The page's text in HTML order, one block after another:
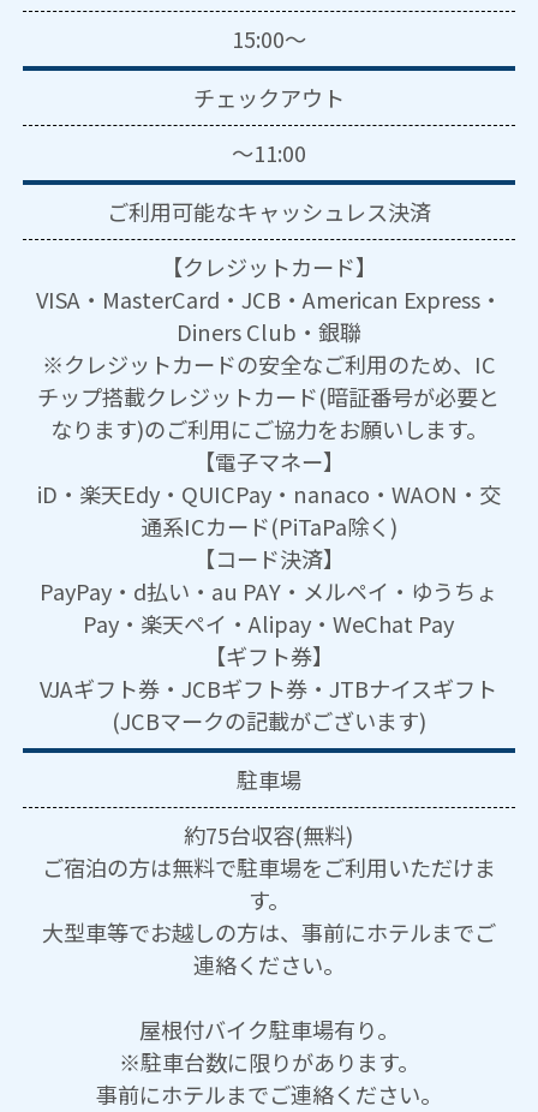
15:00～
チェックアウト
～11:00
ご利用可能なキャッシュレス決済
【クレジットカード】
VISA・MasterCard・JCB・American Express・
Diners Club・銀聯
※クレジットカードの安全なご利用のため、IC
チップ搭載クレジットカード(暗証番号が必要と
なります)のご利用にご協力をお願いします。
【電子マネー】
iD・楽天Edy・QUICPay・nanaco・WAON・交
通系ICカード(PiTaPa除く)
【コード決済】
PayPay・d払い・au PAY・メルペイ・ゆうちょ
Pay・楽天ペイ・Alipay・WeChat Pay
【ギフト券】
VJAギフト券・JCBギフト券・JTBナイスギフト
(JCBマークの記載がございます)
駐車場
約75台収容(無料)
ご宿泊の方は無料で駐車場をご利用いただけま
す。
大型車等でお越しの方は、事前にホテルまでご
連絡ください。
屋根付バイク駐車場有り。
※駐車台数に限りがあります。
事前にホテルまでご連絡ください。